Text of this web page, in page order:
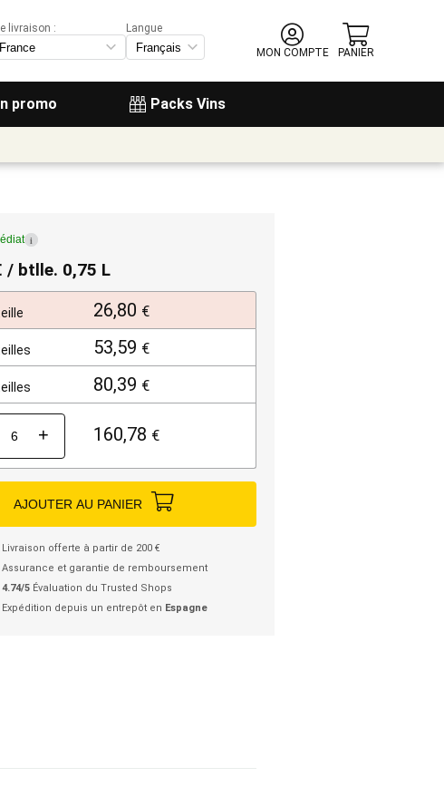
promo Packs Vins
livraison :
Langue
MON COMPTE
PANIER
i
/ btlle. 0,75 L
26,80 €
53,59 €
80,39 €
+ 160,78 €
AJOUTER AU PANIER
Livraison offerte à partir de 200 €
Assurance et garantie de remboursement
4.74/5 Évaluation du Trusted Shops
Expédition depuis un entrepôt en Espagne